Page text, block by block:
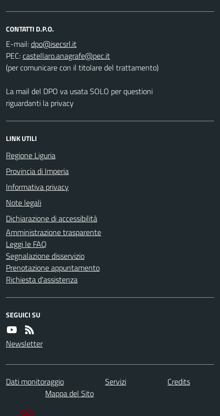
CONTATTI D.P.O.
E-mail:
PEC:
(per comunicare con il titolare del trattamento)
La mail del DPO va usata SOLO per questioni
riguardanti la privacy
LINK UTILI
Regione Liguria
Provincia di Imperia
Informativa privacy
Note legali
Dichiarazione di accessibilità
Amministrazione trasparente
Leggi le FAQ
Segnalazione disservizio
Prenotazione appuntamento
Richiesta d'assistenza
SEGUICI SU
Newsletter
Dati monitoraggio Servizi
Credits
Mappa del Sito